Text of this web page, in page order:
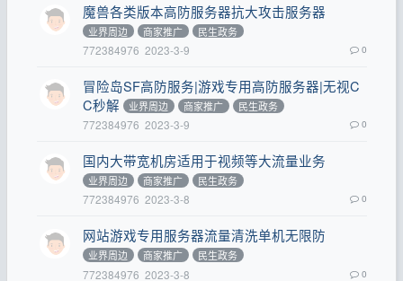
魔兽各类版本高防服务器抗大攻击服务器
业界周边 商家推广 民生政务
772384976 2023-3-9 0
冒险岛SF高防服务|游戏专用高防服务器|无视C
C秒解
业界周边 商家推广 民生政务
772384976 2023-3-9 0
国内大带宽机房适用于视频等大流量业务
业界周边 商家推广 民生政务
772384976 2023-3-8 0
网站游戏专用服务器流量清洗单机无限防
业界周边 商家推广 民生政务
772384976 2023-3-8 0